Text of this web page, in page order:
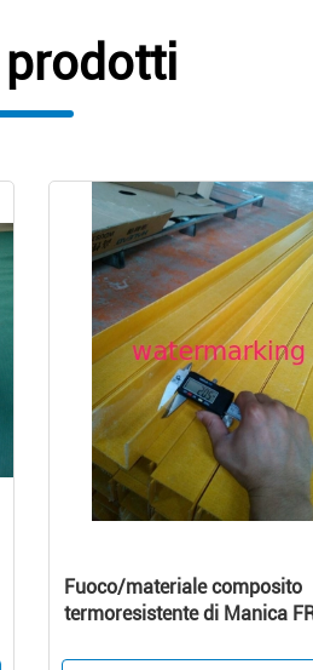
Fuoco/materiale composito
termoresistente di Manica